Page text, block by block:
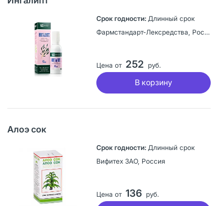
Длинный срок
Фармстандарт-Лексредства, Россия
Цена от 252 руб.
В корзину
Алоэ сок
Длинный срок
Вифитех ЗАО, Россия
Цена от 136 руб.